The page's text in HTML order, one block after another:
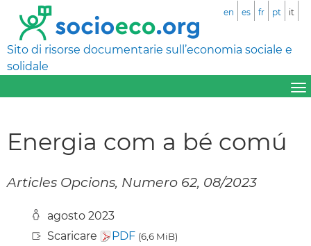
Sito di risorse documentarie sull’economia sociale e
solidale
en es fr pt it
Energia com a bé comú
Articles Opcions, Numero 62, 08/2023
agosto 2023
Scaricare
PDF (6,6 MiB)